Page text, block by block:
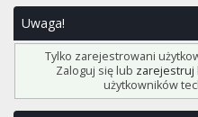
Uwaga!
Tylko zarejestrowani
Zaloguj się lub zarejestruj
użytkowników